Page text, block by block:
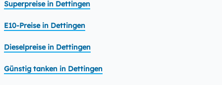
Superpreise in Dettingen
E10-Preise in Dettingen
Dieselpreise in Dettingen
Günstig tanken in Dettingen